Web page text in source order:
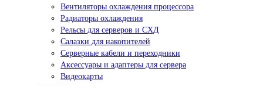
Вентиляторы охлаждения процессора
Радиаторы охлаждения
Рельсы для серверов и СХД
Салазки для накопителей
Серверные кабели и переходники
Аксессуары и адаптеры для сервера
Видеокарты